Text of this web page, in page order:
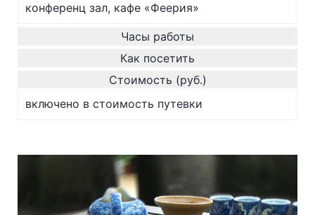
конференц зал, кафе «Феерия»
Часы работы
Как посетить
Стоимость (руб.)
включено в стоимость путевки